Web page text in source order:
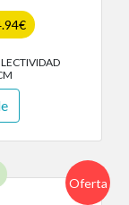
Oferta